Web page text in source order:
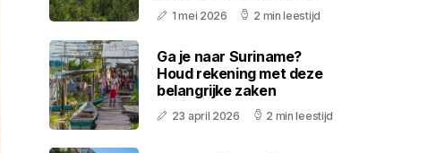
1 mei 2026 2 min leestijd
Ga je naar Suriname?
Houd rekening met deze
belangrijke zaken
23 april 2026 2 min leestijd